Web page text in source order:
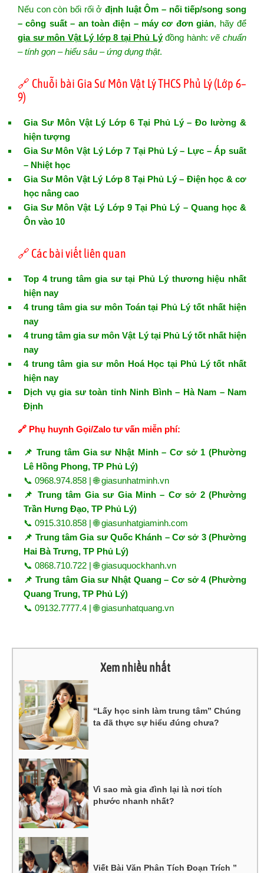
Nếu con còn bối rối ở định luật Ôm – nối tiếp/song song
– công suất – an toàn điện – máy cơ đơn giản, hãy để
gia sư môn Vật Lý lớp 8 tại Phủ Lýđồng hành: vẽ chuẩn
– tính gọn – hiểu sâu – ứng dụng thật.
🔗 Chuỗi bài Gia Sư Môn Vật Lý THCS Phủ Lý (Lớp 6–
9)
Gia Sư Môn Vật Lý Lớp 6 Tại Phủ Lý – Đo lường &
hiện tượng
Gia Sư Môn Vật Lý Lớp 7 Tại Phủ Lý – Lực – Áp suất
– Nhiệt học
Gia Sư Môn Vật Lý Lớp 8 Tại Phủ Lý – Điện học & cơ
học nâng cao
Gia Sư Môn Vật Lý Lớp 9 Tại Phủ Lý – Quang học &
Ôn vào 10
🔗 Các bài viết liên quan
Top 4 trung tâm gia sư tại Phủ Lý thương hiệu nhất
hiện nay
4 trung tâm gia sư môn Toán tại Phủ Lý tốt nhất hiện
nay
4 trung tâm gia sư môn Vật Lý tại Phủ Lý tốt nhất hiện
nay
4 trung tâm gia sư môn Hoá Học tại Phủ Lý tốt nhất
hiện nay
Dịch vụ gia sư toàn tỉnh Ninh Bình – Hà Nam – Nam
Định
🔗 Phụ huynh Gọi/Zalo tư vấn miễn phí:
📌 Trung tâm Gia sư Nhật Minh – Cơ sở 1 (Phường
Lê Hồng Phong, TP Phủ Lý)
📞 0968.974.858 | 🌐giasunhatminh.vn
📌 Trung tâm Gia sư Gia Minh – Cơ sở 2 (Phường
Trần Hưng Đạo, TP Phủ Lý)
📞 0915.310.858 | 🌐giasunhatgiaminh.com
📌 Trung tâm Gia sư Quốc Khánh – Cơ sở 3 (Phường
Hai Bà Trưng, TP Phủ Lý)
📞 0868.710.722 | 🌐giasuquockhanh.vn
📌 Trung tâm Gia sư Nhật Quang – Cơ sở 4 (Phường
Quang Trung, TP Phủ Lý)
📞 09132.7777.4 | 🌐giasunhatquang.vn
Xem nhiều nhất
“Lấy học sinh làm trung tâm” Chúng
ta đã thực sự hiểu đúng chưa?
Vì sao mà gia đình lại là nơi tích
phước nhanh nhất?
Viết Bài Văn Phân Tích Đoạn Trích ”